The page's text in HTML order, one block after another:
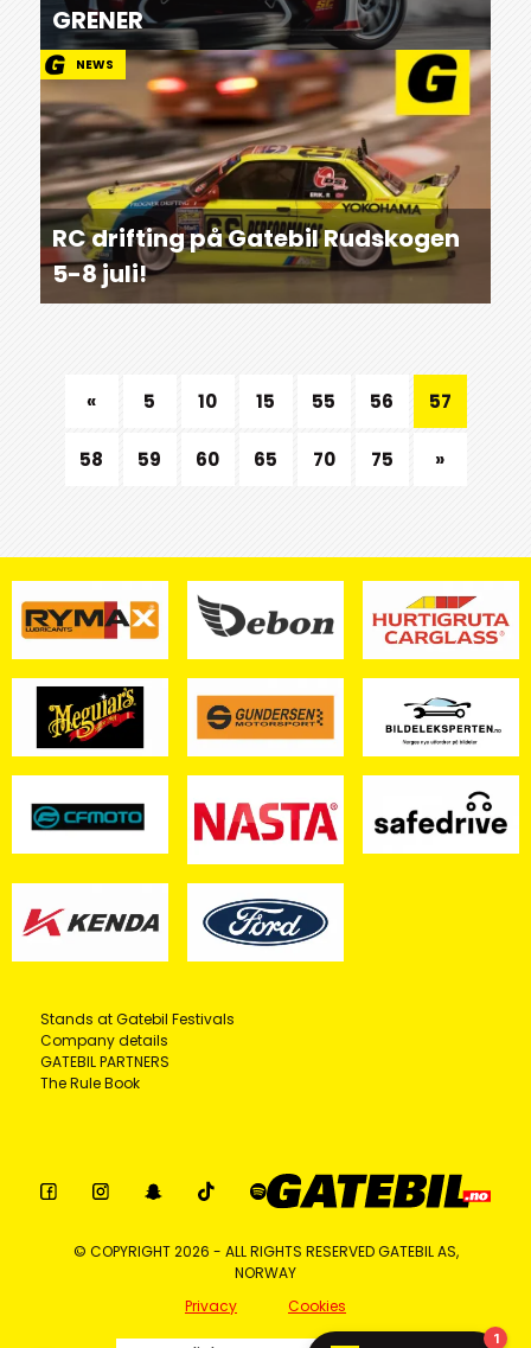
GRENER
NEWS
RC drifting på Gatebil Rudskogen
5-8 juli!
« 5 10 15 55 56 57
58 59 60 65 70 75 »
Stands at Gatebil Festivals
Company details
GATEBIL PARTNERS
The Rule Book
© COPYRIGHT 2026 - ALL RIGHTS RESERVED GATEBIL AS,
NORWAY
Privacy
Cookies